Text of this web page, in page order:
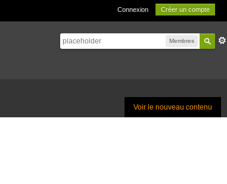
Connexion Créer un compte
Membres
Voir le nouveau contenu